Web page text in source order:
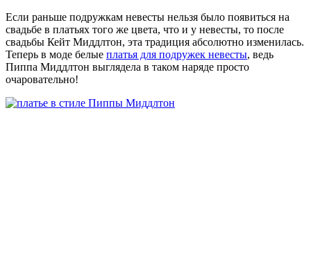
Если раньше подружкам невесты нельзя было появиться на
свадьбе в платьях того же цвета, что и у невесты, то после
свадьбы Кейт Миддлтон, эта традиция абсолютно изменилась.
Теперь в моде белые платья для подружек невесты, ведь
Пиппа Миддлтон выглядела в таком наряде просто
очаровательно!